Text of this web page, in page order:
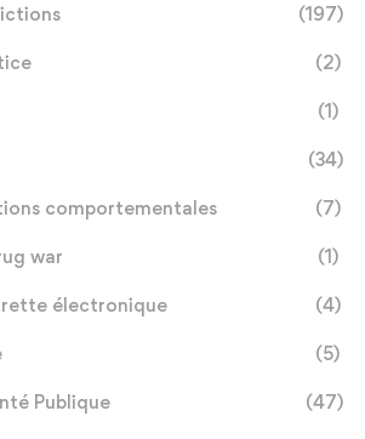
(197)
(2)
(1)
(34)
comportementales (7)
war (1)
électronique (4)
(5)
Publique (47)